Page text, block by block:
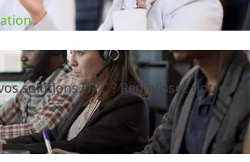
solutions OPC ? Remplissez notre